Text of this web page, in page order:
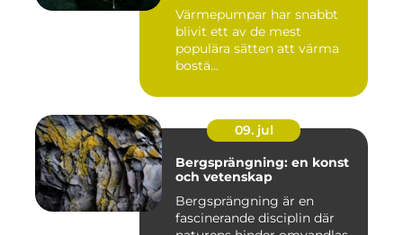
Värmepumpar har snabbt
blivit ett av de mest
populära sätten att värma
bostä...
09. jul
Bergsprängning: en konst
och vetenskap
Bergsprängning är en
fascinerande disciplin där